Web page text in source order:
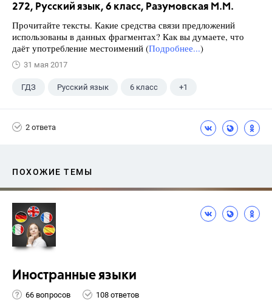
272, Русский язык, 6 класс, Разумовская М.М.
Прочитайте тексты. Какие средства связи предложений
использованы в данных фрагментах? Как вы думаете, что
даёт употребление местоимений (Подробнее...)
31 мая 2017
ГДЗ Русский язык 6 класс +1
2 ответа
ПОХОЖИЕ ТЕМЫ
Иностранные языки
66 вопросов 108 ответов